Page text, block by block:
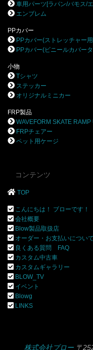
車用パーツ[ラパン/バモス/
エンブレム
PPカバー
PPカバー(ストレッチャー
PPカバー(ビニールカバー
小物
Tシャツ
ステッカー
オリジナルミニカー
FRP製品
WAVEFORM SKATE RAMP
FRPチェアー
ペット用ケージ
コンテンツ
TOP
こんにちは！ ブローです！
会社概要
Blow製品取扱店
オーダー・お支払いについて
良くある質問 FAQ
カスタム中古車
カスタムギャラリー
BLOW_TV
イベント
Blowg
LINKS
株式会社ブロー 〒